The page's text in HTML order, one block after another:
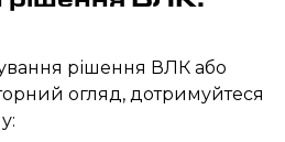
рішення ВЛК або
огляд, дотримуйтеся